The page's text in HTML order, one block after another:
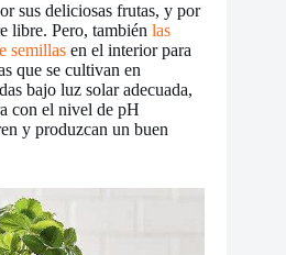
sus deliciosas frutas, y por
libre. Pero, también las
semillas en el interior para
que se cultivan en
bajo luz solar adecuada,
con el nivel de pH
y produzcan un buen